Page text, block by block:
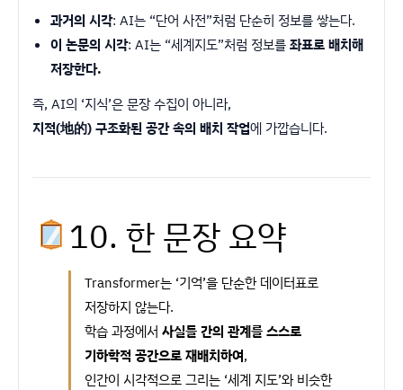
과거의 시각: AI는 “단어 사전”처럼 단순히 정보를 쌓는다.
이 논문의 시각: AI는 “세계지도”처럼 정보를좌표로 배치해
저장한다.
즉, AI의 ‘지식’은 문장 수집이 아니라,
지적(地的) 구조화된 공간 속의 배치 작업에 가깝습니다.
10. 한 문장 요약
Transformer는 ‘기억’을 단순한 데이터표로
저장하지 않는다.
학습 과정에서 사실들 간의 관계를 스스로
기하학적 공간으로 재배치하여,
인간이 시각적으로 그리는 ‘세계 지도’와 비슷한